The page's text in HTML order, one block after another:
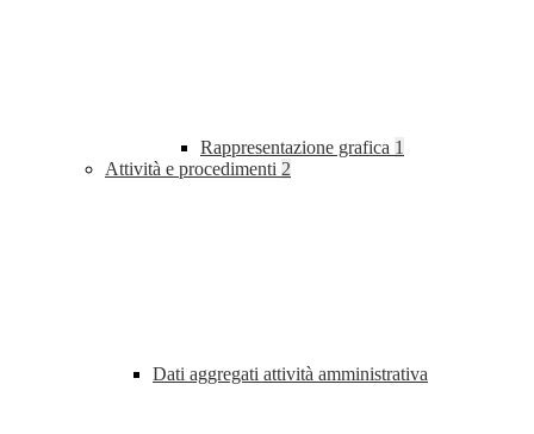
Rappresentazione grafica 1
Attività e procedimenti 2
Dati aggregati attività amministrativa